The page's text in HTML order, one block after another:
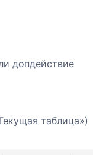
допдействие
таблица»)